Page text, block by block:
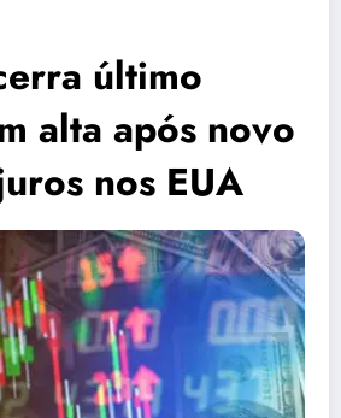
último
alta após novo
nos EUA